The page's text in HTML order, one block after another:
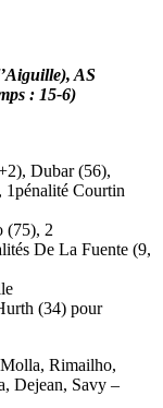
AS
: 15-6)
Dubar (56),
1pénalité Courtin
(75), 2
De La Fuente (9,
(34) pour
Rimailho,
Dejean, Savy –